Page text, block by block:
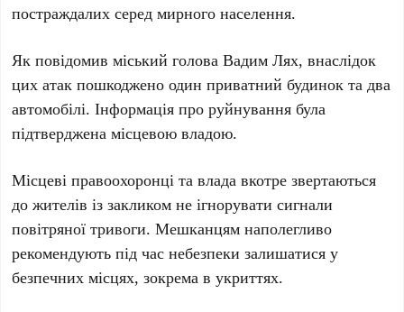
постраждалих серед мирного населення.
Як повідомив міський головаВадим Лях, внаслідок
цих атак пошкодженоодин приватний будинок тадва
автомобілі. Інформація про руйнування була
підтверджена місцевою владою.
Місцеві правоохоронці та влада вкотре звертаються
до жителів із закликом не ігнорувати сигнали
повітряної тривоги. Мешканцям наполегливо
рекомендують під час небезпеки залишатися у
безпечних місцях, зокрема в укриттях.